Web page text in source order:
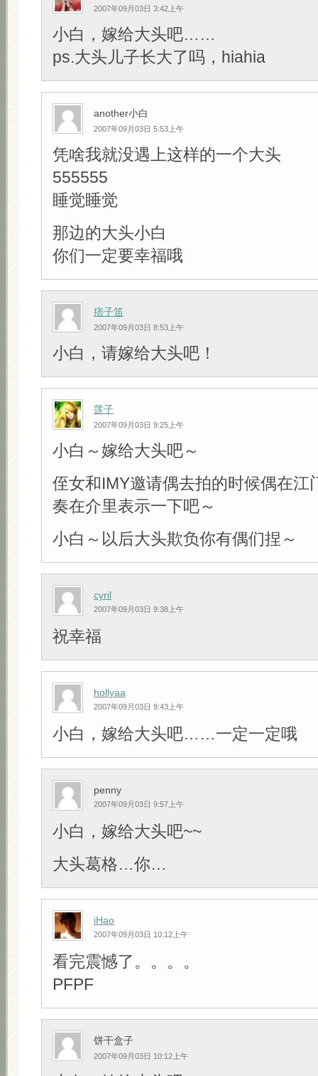
2007年09月03日 3:42上午
小白，嫁给大头吧……
ps.大头儿子长大了吗，hiahia
another小白
2007年09月03日 5:53上午
凭啥我就没遇上这样的一个大头
555555
睡觉睡觉
那边的大头小白
你们一定要幸福哦
痞子笛
2007年09月03日 8:53上午
小白，请嫁给大头吧！
莲子
2007年09月03日 9:25上午
小白～嫁给大头吧～
侄女和IMY邀请偶去拍的时候偶在江
奏在介里表示一下吧～
小白～以后大头欺负你有偶们捏～
cyril
2007年09月03日 9:38上午
祝幸福
hollyaa
2007年09月03日 9:43上午
小白，嫁给大头吧……一定一定哦
penny
2007年09月03日 9:57上午
小白，嫁给大头吧~~
大头葛格…你…
iHao
2007年09月03日 10:12上午
看完震憾了。。。。
PFPF
饼干盒子
2007年09月03日 10:12上午